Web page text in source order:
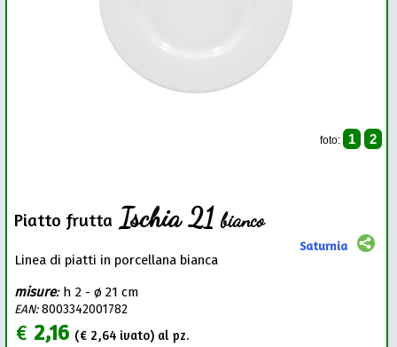
foto: 1 2
Piatto frutta Ischia 21bianco
Saturnia
Linea di piatti in porcellana bianca
misure: h 2 - ø 21 cm
EAN:8003342001782
€ 2,16 (€ 2,64ivato) al pz.